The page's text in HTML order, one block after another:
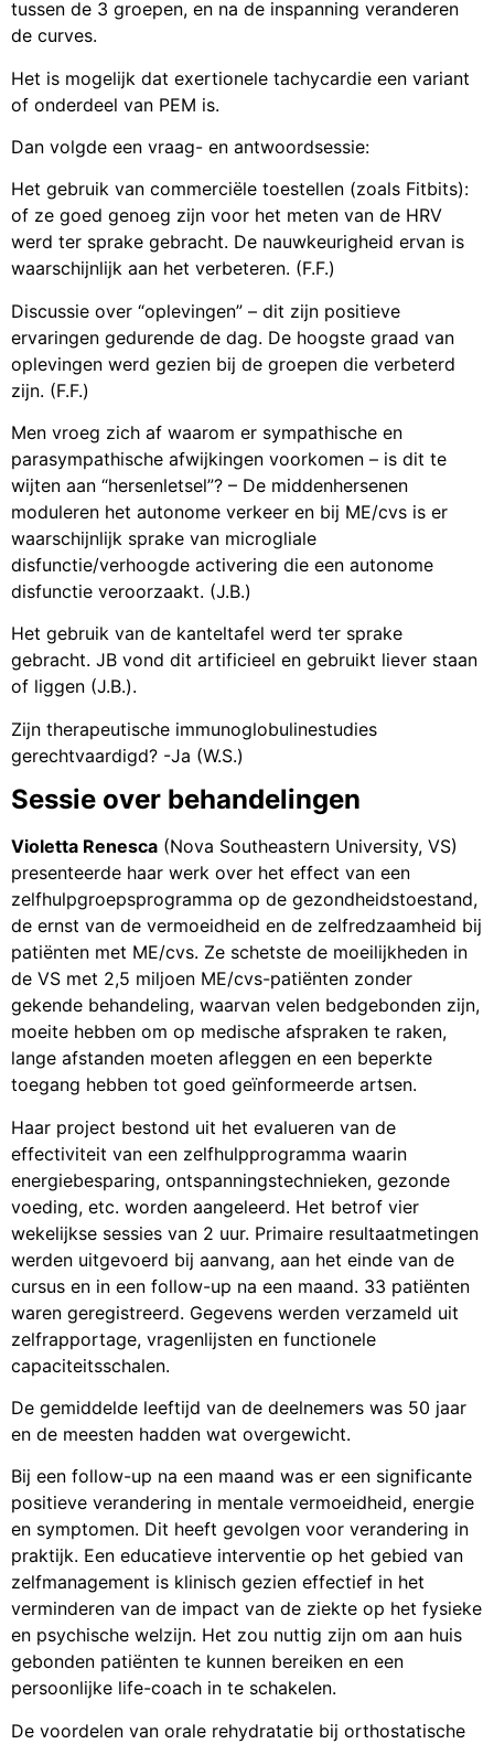
tussen de 3 groepen, en na de inspanning veranderen
de curves.
Het is mogelijk dat exertionele tachycardie een variant
of onderdeel van PEM is.
Dan volgde een vraag- en antwoordsessie:
Het gebruik van commerciële toestellen (zoals Fitbits):
of ze goed genoeg zijn voor het meten van de HRV
werd ter sprake gebracht. De nauwkeurigheid ervan is
waarschijnlijk aan het verbeteren. (F.F.)
Discussie over “oplevingen” – dit zijn positieve
ervaringen gedurende de dag. De hoogste graad van
oplevingen werd gezien bij de groepen die verbeterd
zijn. (F.F.)
Men vroeg zich af waarom er sympathische en
parasympathische afwijkingen voorkomen – is dit te
wijten aan “hersenletsel”? – De middenhersenen
moduleren het autonome verkeer en bij ME/cvs is er
waarschijnlijk sprake van microgliale
disfunctie/verhoogde activering die een autonome
disfunctie veroorzaakt. (J.B.)
Het gebruik van de kanteltafel werd ter sprake
gebracht. JB vond dit artificieel en gebruikt liever staan
of liggen (J.B.).
Zijn therapeutische immunoglobulinestudies
gerechtvaardigd? -Ja (W.S.)
Sessie over behandelingen
Violetta Renesca (Nova Southeastern University, VS)
presenteerde haar werk over het effect van een
zelfhulpgroepsprogramma op de gezondheidstoestand,
de ernst van de vermoeidheid en de zelfredzaamheid bij
patiënten met ME/cvs. Ze schetste de moeilijkheden in
de VS met 2,5 miljoen ME/cvs-patiënten zonder
gekende behandeling, waarvan velen bedgebonden zijn,
moeite hebben om op medische afspraken te raken,
lange afstanden moeten afleggen en een beperkte
toegang hebben tot goed geïnformeerde artsen.
Haar project bestond uit het evalueren van de
effectiviteit van een zelfhulpprogramma waarin
energiebesparing, ontspanningstechnieken, gezonde
voeding, etc. worden aangeleerd. Het betrof vier
wekelijkse sessies van 2 uur. Primaire resultaatmetingen
werden uitgevoerd bij aanvang, aan het einde van de
cursus en in een follow-up na een maand. 33 patiënten
waren geregistreerd. Gegevens werden verzameld uit
zelfrapportage, vragenlijsten en functionele
capaciteitsschalen.
De gemiddelde leeftijd van de deelnemers was 50 jaar
en de meesten hadden wat overgewicht.
Bij een follow-up na een maand was er een significante
positieve verandering in mentale vermoeidheid, energie
en symptomen. Dit heeft gevolgen voor verandering in
praktijk. Een educatieve interventie op het gebied van
zelfmanagement is klinisch gezien effectief in het
verminderen van de impact van de ziekte op het fysieke
en psychische welzijn. Het zou nuttig zijn om aan huis
gebonden patiënten te kunnen bereiken en een
persoonlijke life-coach in te schakelen.
De voordelen van orale rehydratatie bij orthostatische